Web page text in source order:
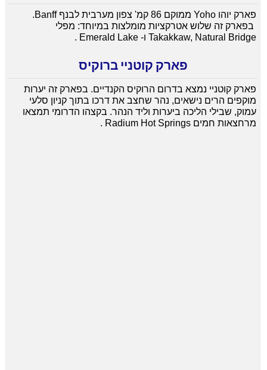
פארק יוהו Yoho ממוקם 86 קמ' צפון מערבית לבנף Banff.
בפארק זה שלוש אטרקציות מומלצות במיוחד: מפלי
Takakkaw, Natural Bridge ו- Emerald Lake .
פארק קוטניי ברוקיס
פארק קוטניי נמצא בדרום הרוקיס הקנדיים. בפארק זה יערות
מוקפים הרים נישאים, נהר שחצב את דרכו בתוך קניון סלעי
עמוק, שבילי הליכה ביערות וליד הנהר. בקצהו הדרומי תמצאו
מרחצאות חמים Radium Hot Springs .